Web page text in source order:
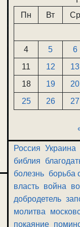
Пн
Вт Ср
4
5 6
11
12 13
18
19 20
25
26 27
Россия Украина
библия
болезнь борьба
власть война
добродетель
молитва
покаяние